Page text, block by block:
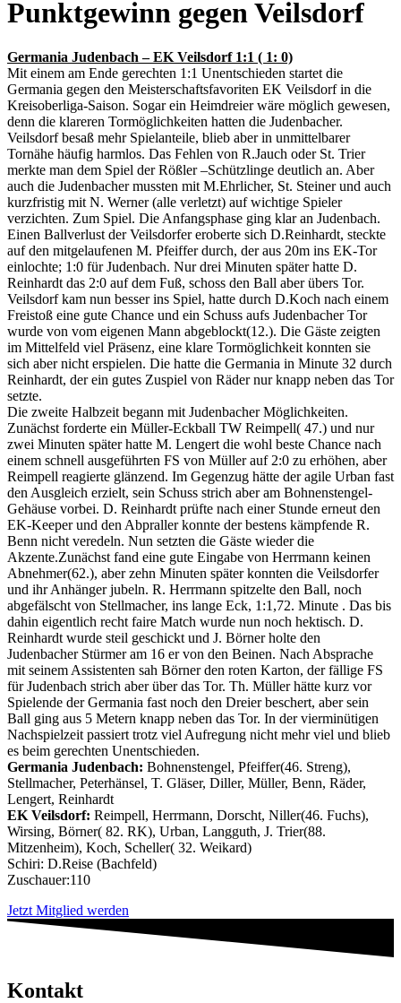
Punktgewinn gegen Veilsdorf
Germania Judenbach – EK Veilsdorf 1:1 ( 1: 0)
Mit einem am Ende gerechten 1:1 Unentschieden startet die
Germania gegen den Meisterschaftsfavoriten EK Veilsdorf in die
Kreisoberliga-Saison. Sogar ein Heimdreier wäre möglich gewesen,
denn die klareren Tormöglichkeiten hatten die Judenbacher.
Veilsdorf besaß mehr Spielanteile, blieb aber in unmittelbarer
Tornähe häufig harmlos. Das Fehlen von R.Jauch oder St. Trier
merkte man dem Spiel der Rößler –Schützlinge deutlich an. Aber
auch die Judenbacher mussten mit M.Ehrlicher, St. Steiner und auch
kurzfristig mit N. Werner (alle verletzt) auf wichtige Spieler
verzichten. Zum Spiel. Die Anfangsphase ging klar an Judenbach.
Einen Ballverlust der Veilsdorfer eroberte sich D.Reinhardt, steckte
auf den mitgelaufenen M. Pfeiffer durch, der aus 20m ins EK-Tor
einlochte; 1:0 für Judenbach. Nur drei Minuten später hatte D.
Reinhardt das 2:0 auf dem Fuß, schoss den Ball aber übers Tor.
Veilsdorf kam nun besser ins Spiel, hatte durch D.Koch nach einem
Freistoß eine gute Chance und ein Schuss aufs Judenbacher Tor
wurde von vom eigenen Mann abgeblockt(12.). Die Gäste zeigten
im Mittelfeld viel Präsenz, eine klare Tormöglichkeit konnten sie
sich aber nicht erspielen. Die hatte die Germania in Minute 32 durch
Reinhardt, der ein gutes Zuspiel von Räder nur knapp neben das Tor
setzte.
Die zweite Halbzeit begann mit Judenbacher Möglichkeiten.
Zunächst forderte ein Müller-Eckball TW Reimpell( 47.) und nur
zwei Minuten später hatte M. Lengert die wohl beste Chance nach
einem schnell ausgeführten FS von Müller auf 2:0 zu erhöhen, aber
Reimpell reagierte glänzend. Im Gegenzug hätte der agile Urban fast
den Ausgleich erzielt, sein Schuss strich aber am Bohnenstengel-
Gehäuse vorbei. D. Reinhardt prüfte nach einer Stunde erneut den
EK-Keeper und den Abpraller konnte der bestens kämpfende R.
Benn nicht veredeln. Nun setzten die Gäste wieder die
Akzente.Zunächst fand eine gute Eingabe von Herrmann keinen
Abnehmer(62.), aber zehn Minuten später konnten die Veilsdorfer
und ihr Anhänger jubeln. R. Herrmann spitzelte den Ball, noch
abgefälscht von Stellmacher, ins lange Eck, 1:1,72. Minute . Das bis
dahin eigentlich recht faire Match wurde nun noch hektisch. D.
Reinhardt wurde steil geschickt und J. Börner holte den
Judenbacher Stürmer am 16 er von den Beinen. Nach Absprache
mit seinem Assistenten sah Börner den roten Karton, der fällige FS
für Judenbach strich aber über das Tor. Th. Müller hätte kurz vor
Spielende der Germania fast noch den Dreier beschert, aber sein
Ball ging aus 5 Metern knapp neben das Tor. In der vierminütigen
Nachspielzeit passiert trotz viel Aufregung nicht mehr viel und blieb
es beim gerechten Unentschieden.
Germania Judenbach: Bohnenstengel, Pfeiffer(46. Streng),
Stellmacher, Peterhänsel, T. Gläser, Diller, Müller, Benn, Räder,
Lengert, Reinhardt
EK Veilsdorf: Reimpell, Herrmann, Dorscht, Niller(46. Fuchs),
Wirsing, Börner( 82. RK), Urban, Langguth, J. Trier(88.
Mitzenheim), Koch, Scheller( 32. Weikard)
Schiri: D.Reise (Bachfeld)
Zuschauer:110
Jetzt Mitglied werden
Kontakt